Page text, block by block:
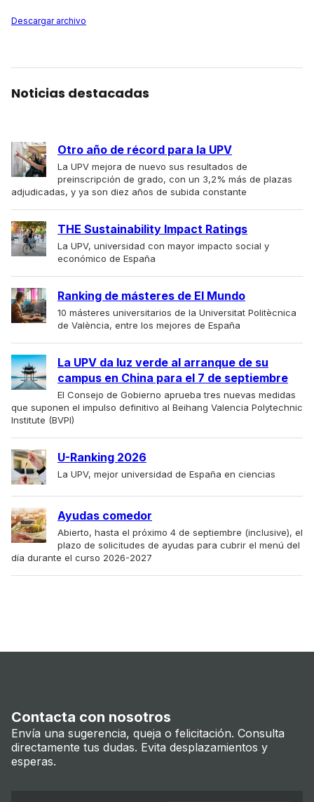
Descargar archivo
Noticias destacadas
Otro año de récord para la UPV
La UPV mejora de nuevo sus resultados de
preinscripción de grado, con un 3,2% más de plazas
adjudicadas, y ya son diez años de subida constante
THE Sustainability Impact Ratings
La UPV, universidad con mayor impacto social y
económico de España
Ranking de másteres de El Mundo
10 másteres universitarios de la Universitat Politècnica
de València, entre los mejores de España
La UPV da luz verde al arranque de su
campus en China para el 7 de septiembre
El Consejo de Gobierno aprueba tres nuevas medidas
que suponen el impulso definitivo al Beihang Valencia Polytechnic
Institute (BVPI)
U-Ranking 2026
La UPV, mejor universidad de España en ciencias
Ayudas comedor
Abierto, hasta el próximo 4 de septiembre (inclusive), el
plazo de solicitudes de ayudas para cubrir el menú del
día durante el curso 2026-2027
Contacta con nosotros
Envía una sugerencia, queja o felicitación. Consulta
directamente tus dudas. Evita desplazamientos y
esperas.